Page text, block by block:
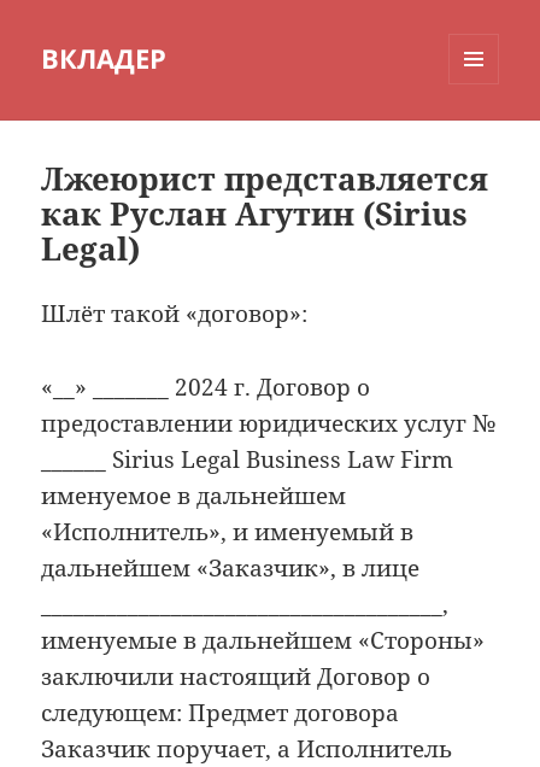
ВКЛАДЕР
Лжеюрист представляется
как Руслан Агутин (Sirius
Legal)
Шлёт такой «договор»:
«__» _______ 2024 г. Договор о
предоставлении юридических услуг №
______ Sirius Legal Business Law Firm
именуемое в дальнейшем
«Исполнитель», и именуемый в
дальнейшем «Заказчик», в лице
_____________________________________,
именуемые в дальнейшем «Стороны»
заключили настоящий Договор о
следующем: Предмет договора
Заказчик поручает, а Исполнитель